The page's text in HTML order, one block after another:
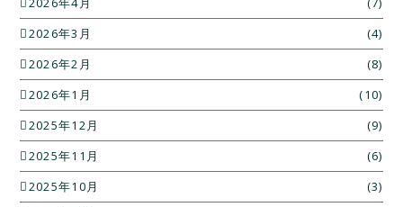
2026年3月
(4)
2026年2月
(8)
2026年1月
(10)
2025年12月
(9)
2025年11月
(6)
2025年10月
(3)